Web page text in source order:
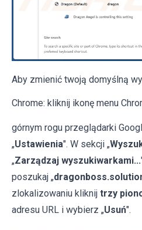
Aby zmienić twoją domyślną
Chrome: kliknij ikonę menu
górnym rogu przeglądarki
„Ustawienia". W sekcji „
„Zarządzaj wyszukiwarkami...
poszukaj „
zlokalizowaniu kliknij trzy
adresu URL i wybierz „Usuń".